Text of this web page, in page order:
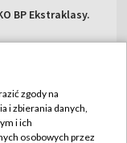
BP Ekstraklasy.
zgody na
i zbierania danych,
i ich
osobowych przez